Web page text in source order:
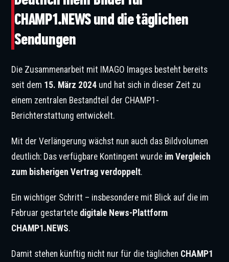
CHAMP1.NEWS und die täglichen
Sendungen
Die Zusammenarbeit mit IMAGO Images besteht bereits
seit dem 15. März 2024 und hat sich in dieser Zeit zu
einem zentralen Bestandteil der CHAMP1-
Berichterstattung entwickelt.
Mit der Verlängerung wächst nun auch das Bildvolumen
deutlich: Das verfügbare Kontingent wurde im Vergleich
zum bisherigen Vertrag verdoppelt.
Ein wichtiger Schritt – insbesondere mit Blick auf die im
Februar gestartete digitale News-Plattform
CHAMP1.NEWS.
Damit stehen künftig nicht nur für die täglichen CHAMP1